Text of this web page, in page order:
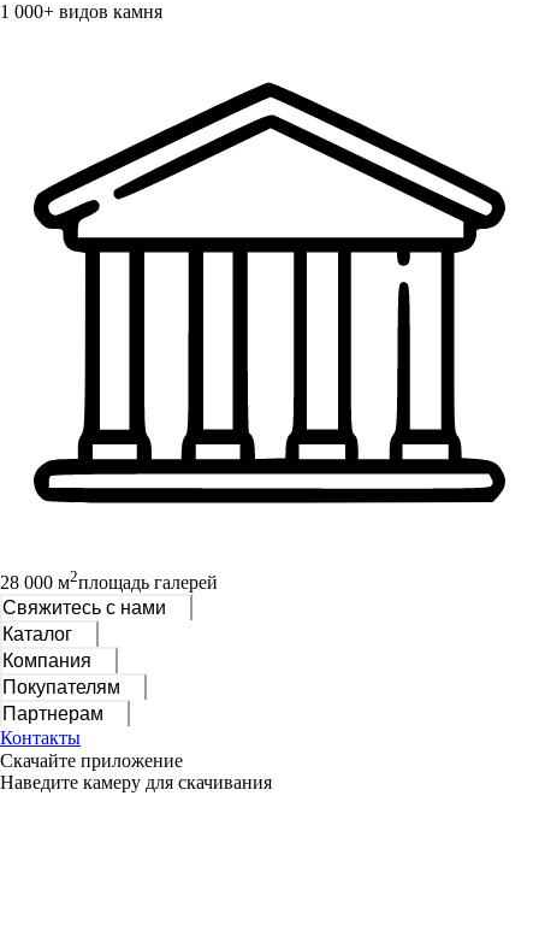
1 000+ видов камня
28 000 м2площадь галерей
Свяжитесь с нами
Каталог
Компания
Покупателям
Партнерам
Контакты
Скачайте приложение
Наведите камеру для скачивания